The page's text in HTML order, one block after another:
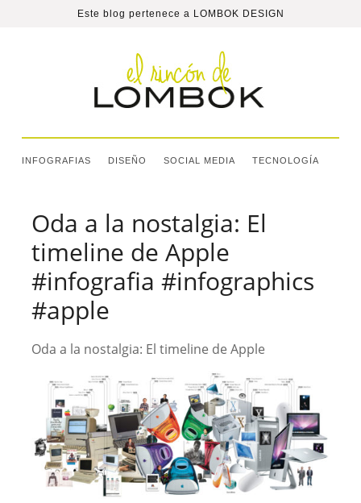
Este blog pertenece a LOMBOK DESIGN
INFOGRAFIAS DISEÑO SOCIAL MEDIA TECNOLOGÍA
Oda a la nostalgia: El
timeline de Apple
#infografia #infographics
#apple
Oda a la nostalgia: El timeline de Apple